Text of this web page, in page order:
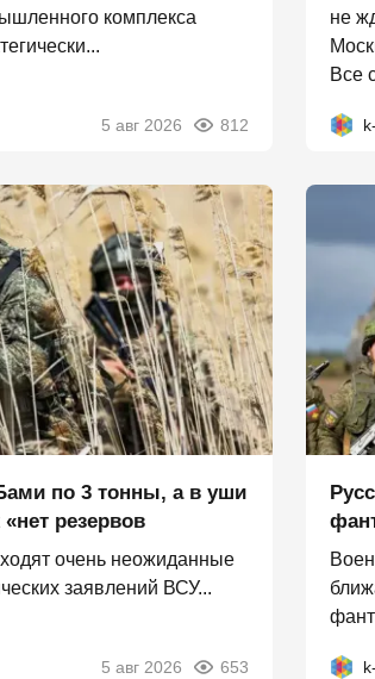
комплекса
5 авг 2026 812
не
Все
по 3 тонны, а в уши
резервов
очень неожиданные
заявлений ВСУ...
5 авг 2026 653